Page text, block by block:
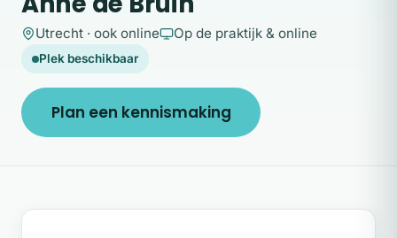
Utrecht · ook online Op de praktijk & online
Plek beschikbaar
Plan een kennismaking